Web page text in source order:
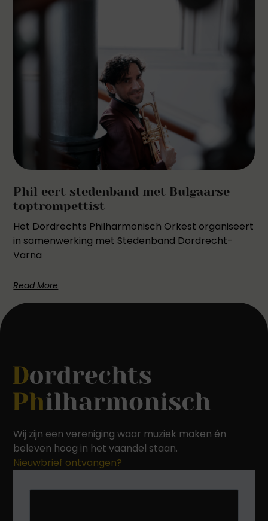
Phil eert stedenband met Bulgaarse
toptrompettist
Het Dordrechts Philharmonisch Orkest organiseert
in samenwerking met Stedenband Dordrecht-
Varna
Read More
Wij zijn een vereniging waar muziek maken én
beleven hoog in het vaandel staan.
Nieuwbrief ontvangen?